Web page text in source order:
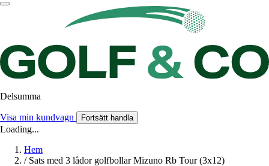
Delsumma
Visa min kundvagn Fortsätt handla
Loading...
Hem
/ Sats med 3 lådor golfbollar Mizuno Rb Tour (3x12)